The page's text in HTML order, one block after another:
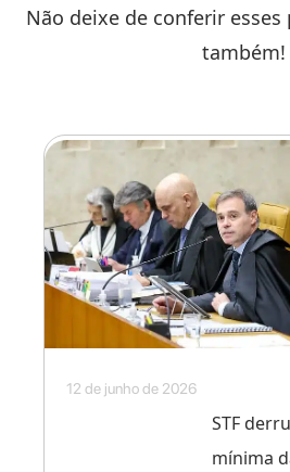
Não deixe de conferir
também!
12 de junho de 2026
STF
mínima